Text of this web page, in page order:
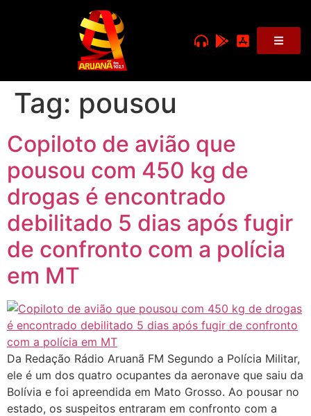
Tag: pousou
Copiloto de avião que
pousou com 450 kg de
drogas é encontrado
debilitado 5 dias após fugir
de confronto com a polícia
em MT
Da Redação Rádio Aruanã FM Segundo a Polícia Militar,
ele é um dos quatro ocupantes da aeronave que saiu da
Bolívia e foi apreendida em Mato Grosso. Ao pousar no
estado, os suspeitos entraram em confronto com a